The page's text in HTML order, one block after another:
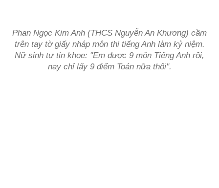
Phan Ngọc Kim Anh (THCS Nguyễn An Khương) cầm
trên tay tờ giấy nháp môn thi tiếng Anh làm kỷ niệm.
Nữ sinh tự tin khoe: "Em được 9 môn Tiếng Anh rồi,
nay chỉ lấy 9 điểm Toán nữa thôi".